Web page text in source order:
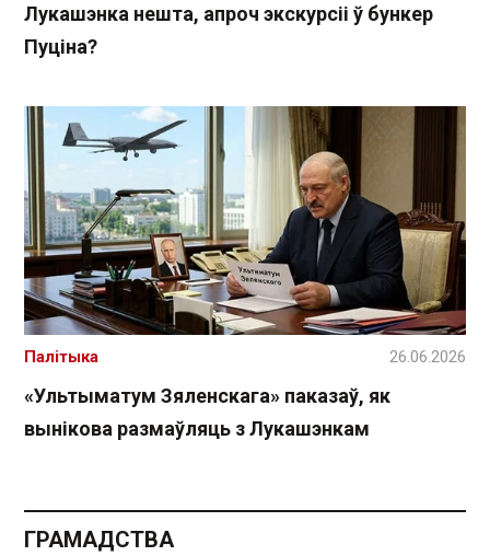
Лукашэнка нешта, апроч экскурсіі ў бункер
Пуціна?
«Ультыматум Зяленскага» паказаў, як
вынікова размаўляць з Лукашэнкам
Палітыка 26.06.2026
ГРАМАДСТВА